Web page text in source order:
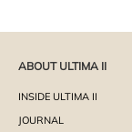
ABOUT ULTIMA II
INSIDE ULTIMA II
JOURNAL